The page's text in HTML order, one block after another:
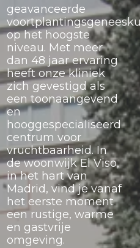
geavanceerde
op het hoogste
niveau. Met meer
dan 48 jaar ervaring
heeft onze kliniek
zich gevestigd als
een toonaangevend
en
hooggespecialiseerd
centrum voor
vruchtbaarheid. In
de woonwijk El Viso,
in het hart van
Madrid, vind je vanaf
het eerste moment
een rustige, warme
en gastvrije
omgeving.